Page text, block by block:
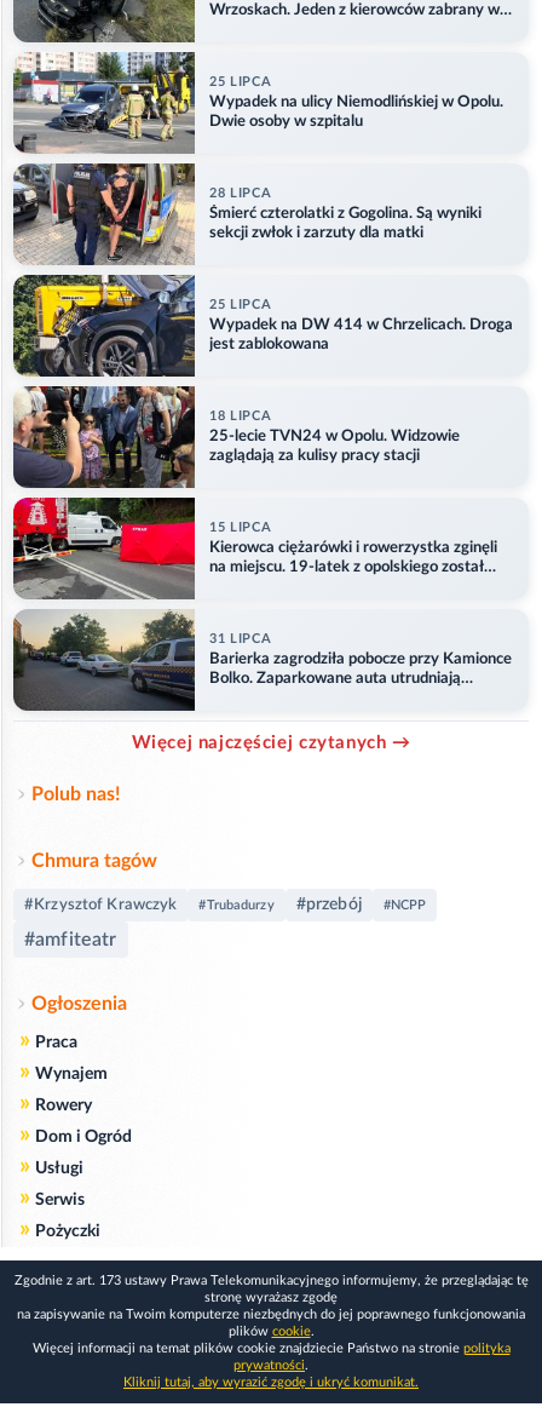
Wrzoskach. Jeden z kierowców zabrany w
25 LIPCA
Wypadek na ulicy Niemodlińskiej w Opolu.
Dwie osoby w szpitalu
28 LIPCA
Śmierć czterolatki z Gogolina. Są wyniki
sekcji zwłok i zarzuty dla matki
25 LIPCA
Wypadek na DW 414 w Chrzelicach. Droga
jest zablokowana
18 LIPCA
25-lecie TVN24 w Opolu. Widzowie
zaglądają za kulisy pracy stacji
15 LIPCA
Kierowca ciężarówki i rowerzystka zginęli
na miejscu. 19-latek z opolskiego został
31 LIPCA
Barierka zagrodziła pobocze przy Kamionce
Bolko. Zaparkowane auta utrudniają
Więcej najczęściej czytanych →
Polub nas!
Chmura tagów
#Krzysztof Krawczyk #Trubadurzy #przebój #NCPP
#amfiteatr
Ogłoszenia
» Praca
» Wynajem
» Rowery
» Dom i Ogród
» Usługi
» Serwis
» Pożyczki
Zgodnie z art. 173 ustawy Prawa Telekomunikacyjnego informujemy, że przeglądając tę
stronę wyrażasz zgodę
na zapisywanie na Twoim komputerze niezbędnych do jej poprawnego funkcjonowania
plików cookie.
Więcej informacji na temat plików cookie znajdziecie Państwo na stronie polityka
prywatności.
Kliknij tutaj, aby wyrazić zgodę i ukryć komunikat.